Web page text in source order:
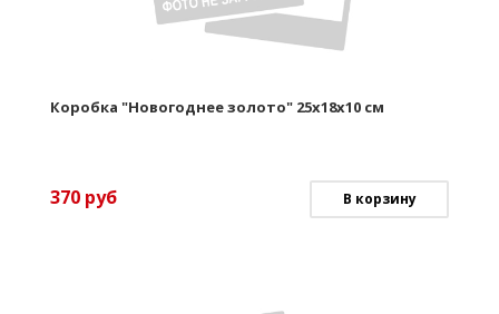
Коробка "Новогоднее золото" 25х18х10 см
370 руб В корзину